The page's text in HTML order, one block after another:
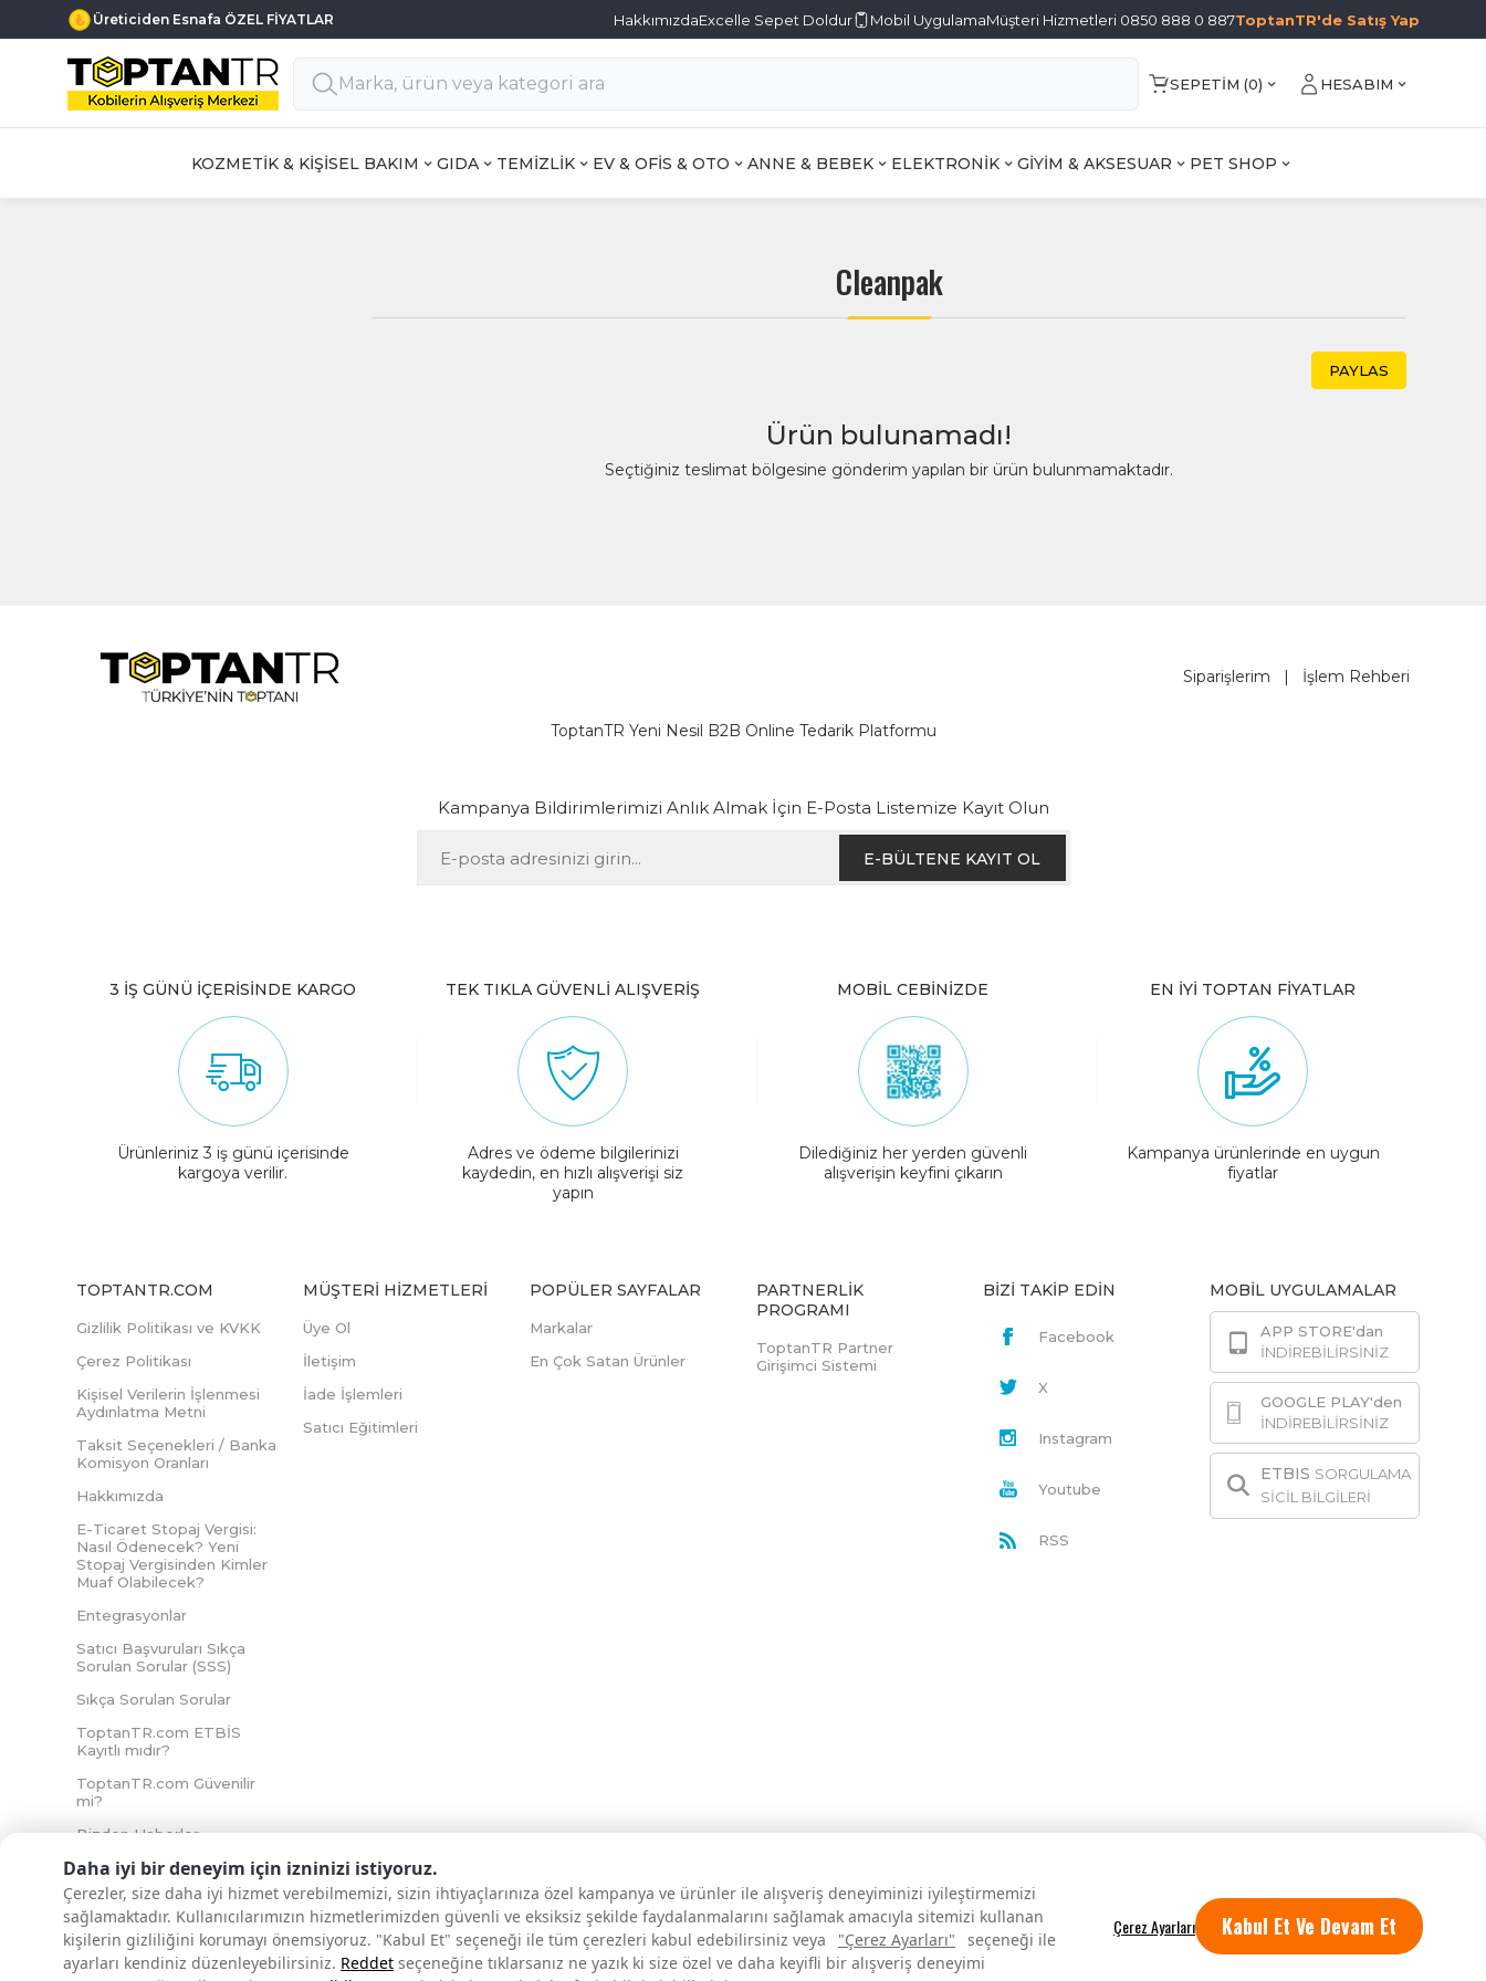
Daha iyi bir deneyim için izninizi istiyoruz.
Çerezler, size daha iyi hizmet verebilmemizi, sizin ihtiyaçlarınıza özel kampanya ve ürünler ile alışveriş deneyiminizi iyileştirmemizi
sağlamaktadır. Kullanıcılarımızın hizmetlerimizden güvenli ve eksiksiz şekilde faydalanmalarını sağlamak amacıyla sitemizi kullanan
kişilerin gizliliğini korumayı önemsiyoruz. "Kabul Et" seçeneği ile tüm çerezleri kabul edebilirsiniz veya
"Çerez Ayarları"
seçeneği ile
ayarları kendiniz düzenleyebilirsiniz. Reddet seçeneğine tıklarsanız ne yazık ki size özel ve daha keyifli bir alışveriş deneyimi
Kabul Et Ve Devam Et
Üreticiden Esnafa ÖZEL FİYATLAR HakkımızdaExcelle Sepet Doldur Mobil UygulamaMüşteri Hizmetleri 0850 888 0 887ToptanTR'de Satış Yap
SEPETIM (0) HESABIM
KOZMETİK & KİŞİSEL BAKIM GIDA TEMİZLİK EV & OFİS & OTO ANNE & BEBEK ELEKTRONİK GİYİM & AKSESUAR PET SHOP
Cleanpak
PAYLAS
Ürün bulunamadı!
Seçtiğiniz teslimat bölgesine gönderim yapılan bir ürün bulunmamaktadır.
Siparişlerim | İşlem Rehberi
ToptanTR Yeni Nesil B2B Online Tedarik Platformu
Kampanya Bildirimlerimizi Anlık Almak İçin E-Posta Listemize Kayıt Olun
E-BÜLTENE KAYIT OL
3 İŞ GÜNÜ İÇERİSİNDE KARGO
Ürünleriniz 3 iş günü içerisinde
kargoya verilir.
TEK TIKLA GÜVENLİ ALIŞVERİŞ
Adres ve ödeme bilgilerinizi
kaydedin, en hızlı alışverişi siz
yapın
MOBİL CEBİNİZDE
Dilediğiniz her yerden güvenli
alışverişin keyfini çıkarın
EN İYİ TOPTAN FİYATLAR
Kampanya ürünlerinde en uygun
fiyatlar
TOPTANTR.COM
Gizlilik Politikası ve KVKK
Çerez Politikası
Kişisel Verilerin İşlenmesi
Aydınlatma Metni
Taksit Seçenekleri / Banka
Komisyon Oranları
Hakkımızda
E-Ticaret Stopaj Vergisi:
Nasıl Ödenecek? Yeni
Stopaj Vergisinden Kimler
Muaf Olabilecek?
Entegrasyonlar
Satıcı Başvuruları Sıkça
Sorulan Sorular (SSS)
Sıkça Sorulan Sorular
ToptanTR.com ETBİS
Kayıtlı mıdır?
ToptanTR.com Güvenilir
mi?
Bizden Haberler
MÜŞTERI HIZMETLERI
Üye Ol
İletişim
İade İşlemleri
Satıcı Eğitimleri
POPÜLER SAYFALAR
Markalar
En Çok Satan Ürünler
PARTNERLIK
PROGRAMI
ToptanTR Partner
Girişimci Sistemi
BİZİ TAKİP EDİN
Facebook
X
Instagram
Youtube
RSS
MOBİL UYGULAMALAR
APP STORE'dan
İNDİREBİLİRSİNİZ
GOOGLE PLAY'den
İNDİREBİLİRSİNİZ
ETBIS SORGULAMA
SİCİL BİLGİLERİ
İNTERNETTE GÜVENLİ ALIŞVERİŞ
Tüm hakları saklıdır.